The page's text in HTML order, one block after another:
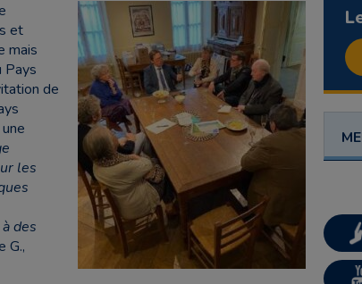
et
mais
Pays
de
les
des
G.,